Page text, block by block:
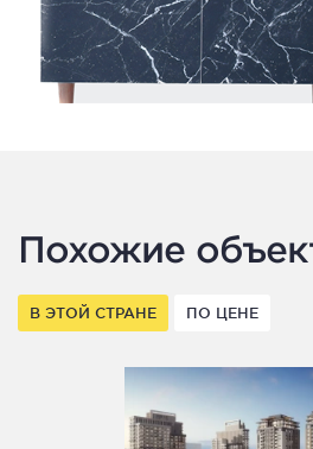
Похожие
В ЭТОЙ СТРАНЕ ПО ЦЕНЕ